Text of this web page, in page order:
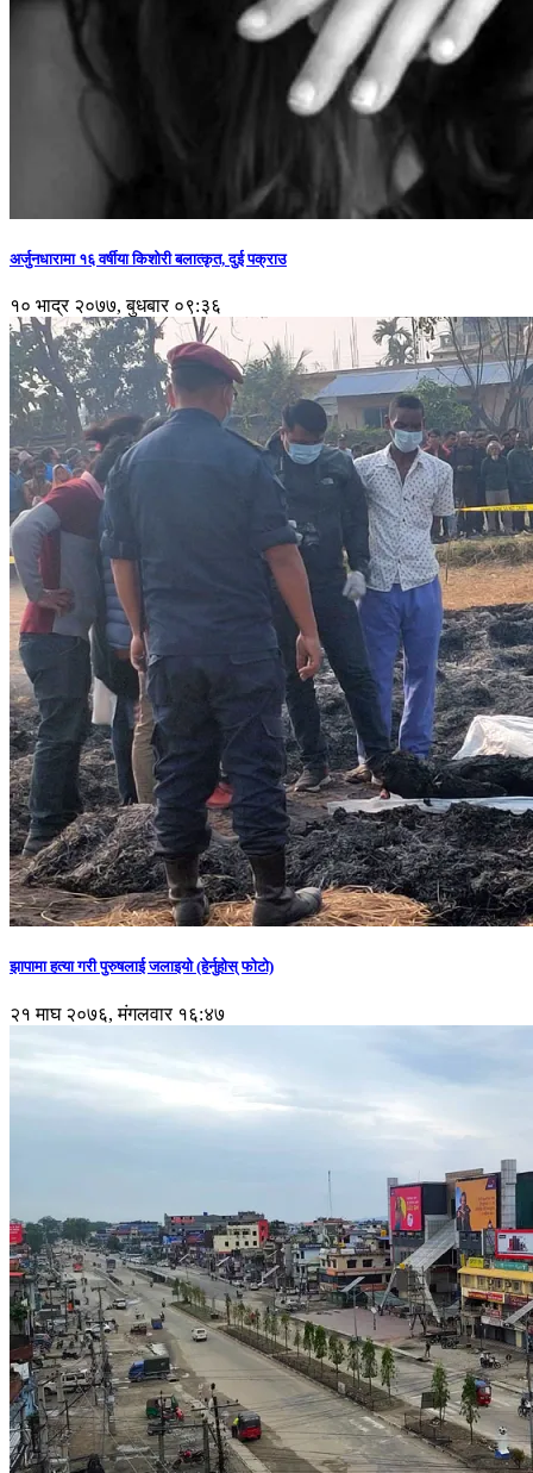
अर्जुनधारामा १६ वर्षीया किशोरी बलात्कृत, दुई पक्राउ
१० भाद्र २०७७, बुधबार ०९:३६
झापामा हत्या गरी पुरुषलाई जलाइयो (हेर्नुहाेस् फाेटाे)
२१ माघ २०७६, मंगलवार १६:४७